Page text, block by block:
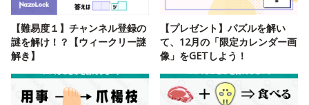
【難易度１】チャンネル登録の
謎を解け！？【ウィークリー謎
解き】
【プレゼント】パズルを解い
て、12月の「限定カレンダー画
像」をGETしよう！